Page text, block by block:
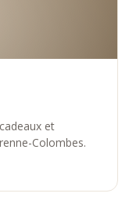
et
Colombes.